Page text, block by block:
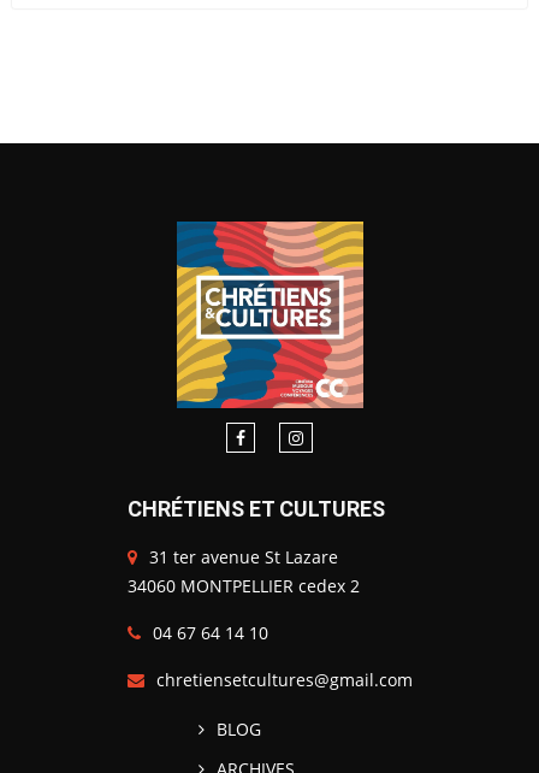
CHRÉTIENS ET CULTURES
31 ter avenue St Lazare
34060 MONTPELLIER cedex 2
04 67 64 14 10
chretiensetcultures@gmail.com
BLOG
ARCHIVES